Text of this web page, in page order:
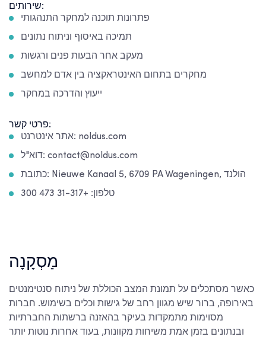
שירותים:
פתרונות תוכנה למחקר התנהגותי
תמיכה באיסוף וניתוח נתונים
מעקב אחר הבעות פנים ורגשות
מחקרים בתחום האינטראקציה בין אדם למחשב
ייעוץ והדרכה במחקר
פרטי קשר:
אתר אינטרנט: noldus.com
דוא"ל: contact@noldus.com
כתובת: Nieuwe Kanaal 5, 6709 PA Wageningen, הולנד
טלפון: +31-317 473 300
מַסְקָנָה
כאשר מסתכלים על תמונת המצב הכוללת של ניתוח סנטימנטים
באירופה, ברור שיש מגוון רחב של גישות וכלים בשימוש. חברות
מסוימות מתמקדות בעיקר בהאזנה ברשתות החברתיות
ובנתונים בזמן אמת משיחות מקוונות, בעוד אחרות נוטות יותר